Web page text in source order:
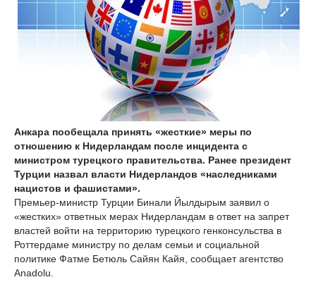
Анкара пообещала принять «жесткие» меры по
отношению к Нидерландам после инцидента с
министром турецкого правительства. Ранее президент
Турции назвал власти Нидерландов «наследниками
нацистов и фашистами».
Премьер-министр Турции Бинали Йылдырым заявил о
«жестких» ответных мерах Нидерландам в ответ на запрет
властей войти на территорию турецкого генконсульства в
Роттердаме министру по делам семьи и социальной
политике Фатме Бетюль Сайян Кайя, сообщает агентство
Anadolu.